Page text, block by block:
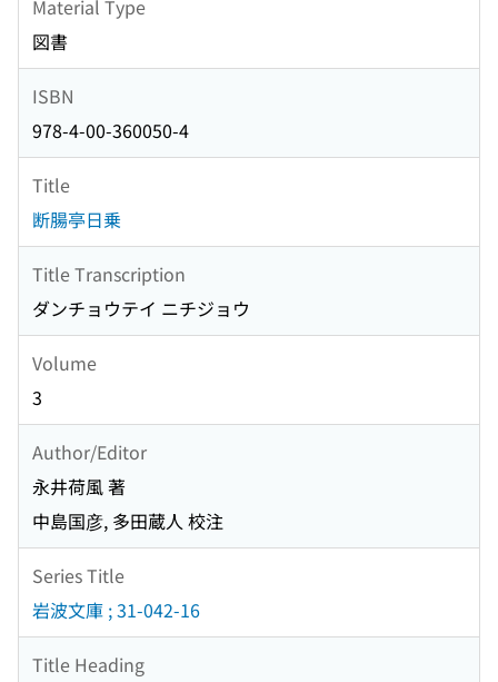
Material Type
図書
ISBN
978-4-00-360050-4
Title
断腸亭日乗
Title Transcription
ダンチョウテイ ニチジョウ
Volume
3
Author/Editor
永井荷風 著
中島国彦, 多田蔵人 校注
Series Title
岩波文庫 ; 31-042-16
Title Heading